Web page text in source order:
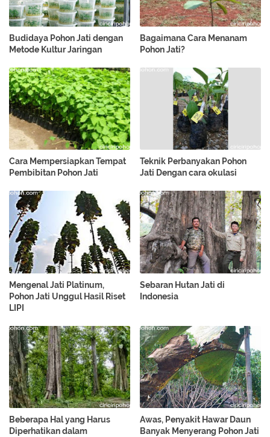
Budidaya Pohon Jati dengan
Metode Kultur Jaringan
Bagaimana Cara Menanam
Pohon Jati?
Cara Mempersiapkan Tempat
Pembibitan Pohon Jati
Teknik Perbanyakan Pohon
Jati Dengan cara okulasi
Mengenal Jati Platinum,
Pohon Jati Unggul Hasil Riset
LIPI
Sebaran Hutan Jati di
Indonesia
Beberapa Hal yang Harus
Diperhatikan dalam
Awas, Penyakit Hawar Daun
Banyak Menyerang Pohon Jati